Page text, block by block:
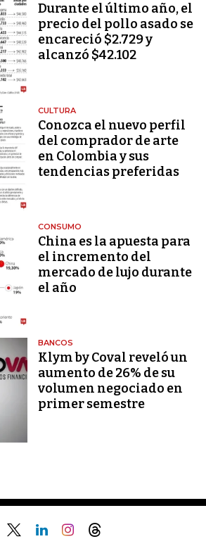
Durante el último año, el
precio del pollo asado se
encareció $2.729 y
alcanzó $42.102
CULTURA
Conozca el nuevo perfil
del comprador de arte
en Colombia y sus
tendencias preferidas
CONSUMO
China es la apuesta para
el incremento del
mercado de lujo durante
el año
BANCOS
Klym by Coval reveló un
aumento de 26% de su
volumen negociado en
primer semestre